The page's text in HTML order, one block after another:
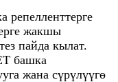
репелленттерге
жакшы
пайда кылат.
башка
жана сүрүлүүгө